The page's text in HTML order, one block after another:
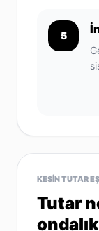
5
KESIN TUTAR
Tutar